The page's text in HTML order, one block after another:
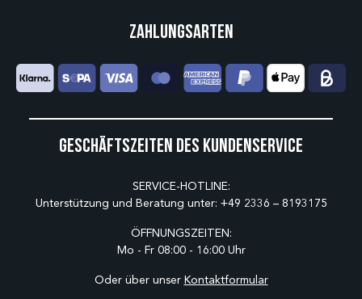
Geschäftszeiten des Kundenservice
SERVICE-HOTLINE:
Unterstützung und Beratung unter: +49 2336 – 8193175
ÖFFNUNGSZEITEN:
Mo - Fr 08:00 - 16:00 Uhr
Oder über unser Kontaktformular
Zahlungsarten